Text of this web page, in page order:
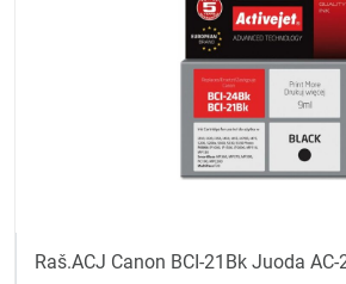
Raš.ACJ Canon BCI-21Bk Juoda AC-